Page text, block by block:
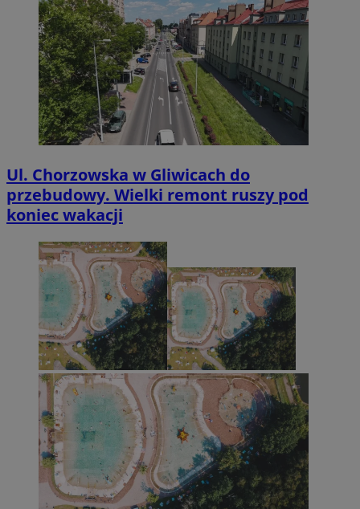
Ul. Chorzowska w Gliwicach do
przebudowy. Wielki remont ruszy pod
koniec wakacji